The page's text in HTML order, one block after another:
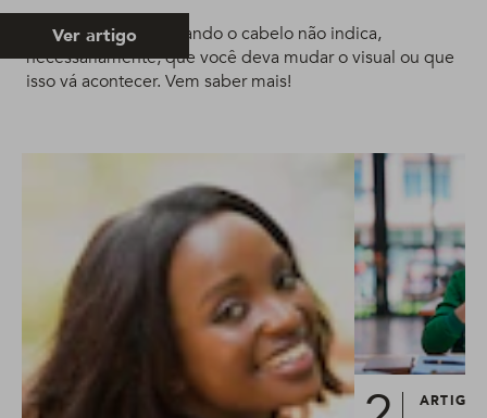
Sonhar que está cortando o cabelo não indica,
necessariamente, que você deva mudar o visual ou que
isso vá acontecer. Vem saber mais!
Ver artigo
ARTIGO